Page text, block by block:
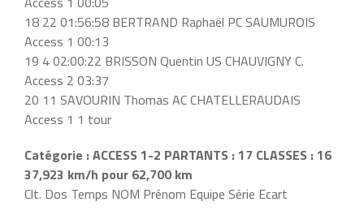
18 22 01:56:58 BERTRAND Raphaël PC SAUMUROIS
Access 1 00:13
19 4 02:00:22 BRISSON Quentin US CHAUVIGNY C.
Access 2 03:37
20 11 SAVOURIN Thomas AC CHATELLERAUDAIS
Access 1 1 tour
Catégorie : ACCESS 1-2 PARTANTS : 17 CLASSES : 16
37,923 km/h pour 62,700 km
Clt. Dos Temps NOM Prénom Equipe Série Ecart